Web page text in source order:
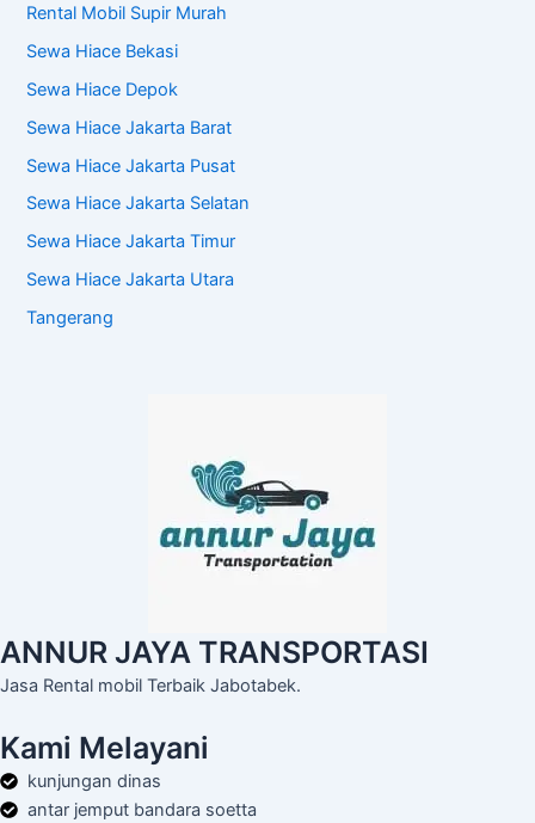
Rental Mobil Supir Murah
Sewa Hiace Bekasi
Sewa Hiace Depok
Sewa Hiace Jakarta Barat
Sewa Hiace Jakarta Pusat
Sewa Hiace Jakarta Selatan
Sewa Hiace Jakarta Timur
Sewa Hiace Jakarta Utara
Tangerang
ANNUR JAYA TRANSPORTASI
Jasa Rental mobil Terbaik Jabotabek.
Kami Melayani
kunjungan dinas
antar jemput bandara soetta